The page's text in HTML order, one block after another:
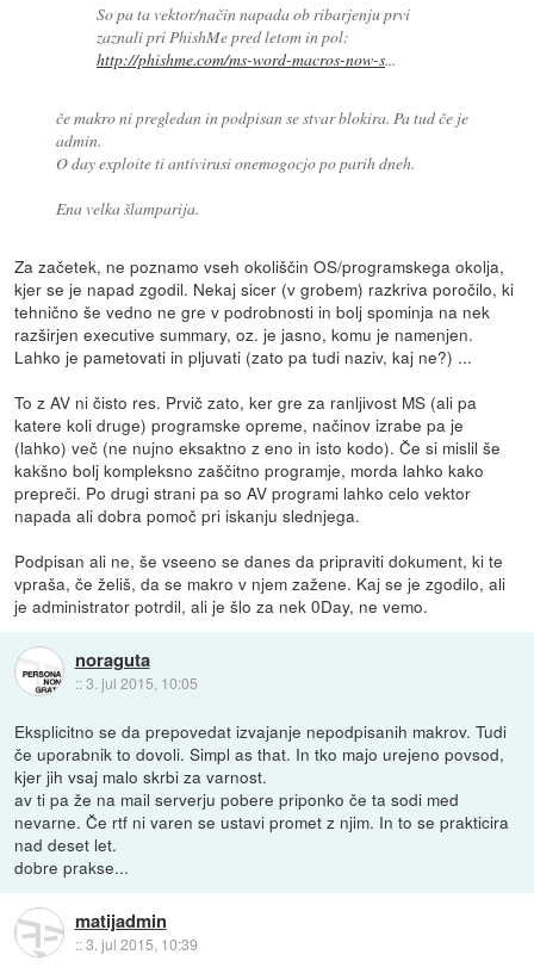
So pa ta vektor/način napada ob ribarjenju prvi
zaznali pri PhishMe pred letom in pol:
http://phishme.com/ms-word-macros-now-s...
če makro ni pregledan in podpisan se stvar blokira. Pa tud če je
admin.
O day exploite ti antivirusi onemogocjo po parih dneh.
Ena velka šlamparija.
Za začetek, ne poznamo vseh okoliščin OS/programskega okolja,
kjer se je napad zgodil. Nekaj sicer (v grobem) razkriva poročilo, ki
tehnično še vedno ne gre v podrobnosti in bolj spominja na nek
razširjen executive summary, oz. je jasno, komu je namenjen.
Lahko je pametovati in pljuvati (zato pa tudi naziv, kaj ne?) ...
To z AV ni čisto res. Prvič zato, ker gre za ranljivost MS (ali pa
katere koli druge) programske opreme, načinov izrabe pa je
(lahko) več (ne nujno eksaktno z eno in isto kodo). Če si mislil še
kakšno bolj kompleksno zaščitno programje, morda lahko kako
prepreči. Po drugi strani pa so AV programi lahko celo vektor
napada ali dobra pomoč pri iskanju slednjega.
Podpisan ali ne, še vseeno se danes da pripraviti dokument, ki te
vpraša, če želiš, da se makro v njem zažene. Kaj se je zgodilo, ali
je administrator potrdil, ali je šlo za nek 0Day, ne vemo.
noraguta
::3. jul 2015, 10:05
Eksplicitno se da prepovedat izvajanje nepodpisanih makrov. Tudi
če uporabnik to dovoli. Simpl as that. In tko majo urejeno povsod,
kjer jih vsaj malo skrbi za varnost.
av ti pa že na mail serverju pobere priponko če ta sodi med
nevarne. Če rtf ni varen se ustavi promet z njim. In to se prakticira
nad deset let.
dobre prakse...
matijadmin
::3. jul 2015, 10:39